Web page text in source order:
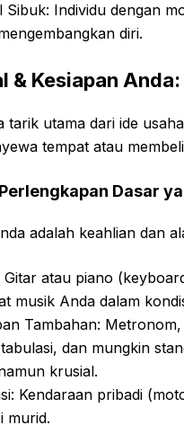
Sibuk: Individu dengan
diri.
& Kesiapan
tarik utama dari ide
tempat atau
Dasar
adalah keahlian dan
Gitar atau piano
musik Anda dalam
Tambahan:
dan mungkin
krusial.
Kendaraan pribadi
murid.